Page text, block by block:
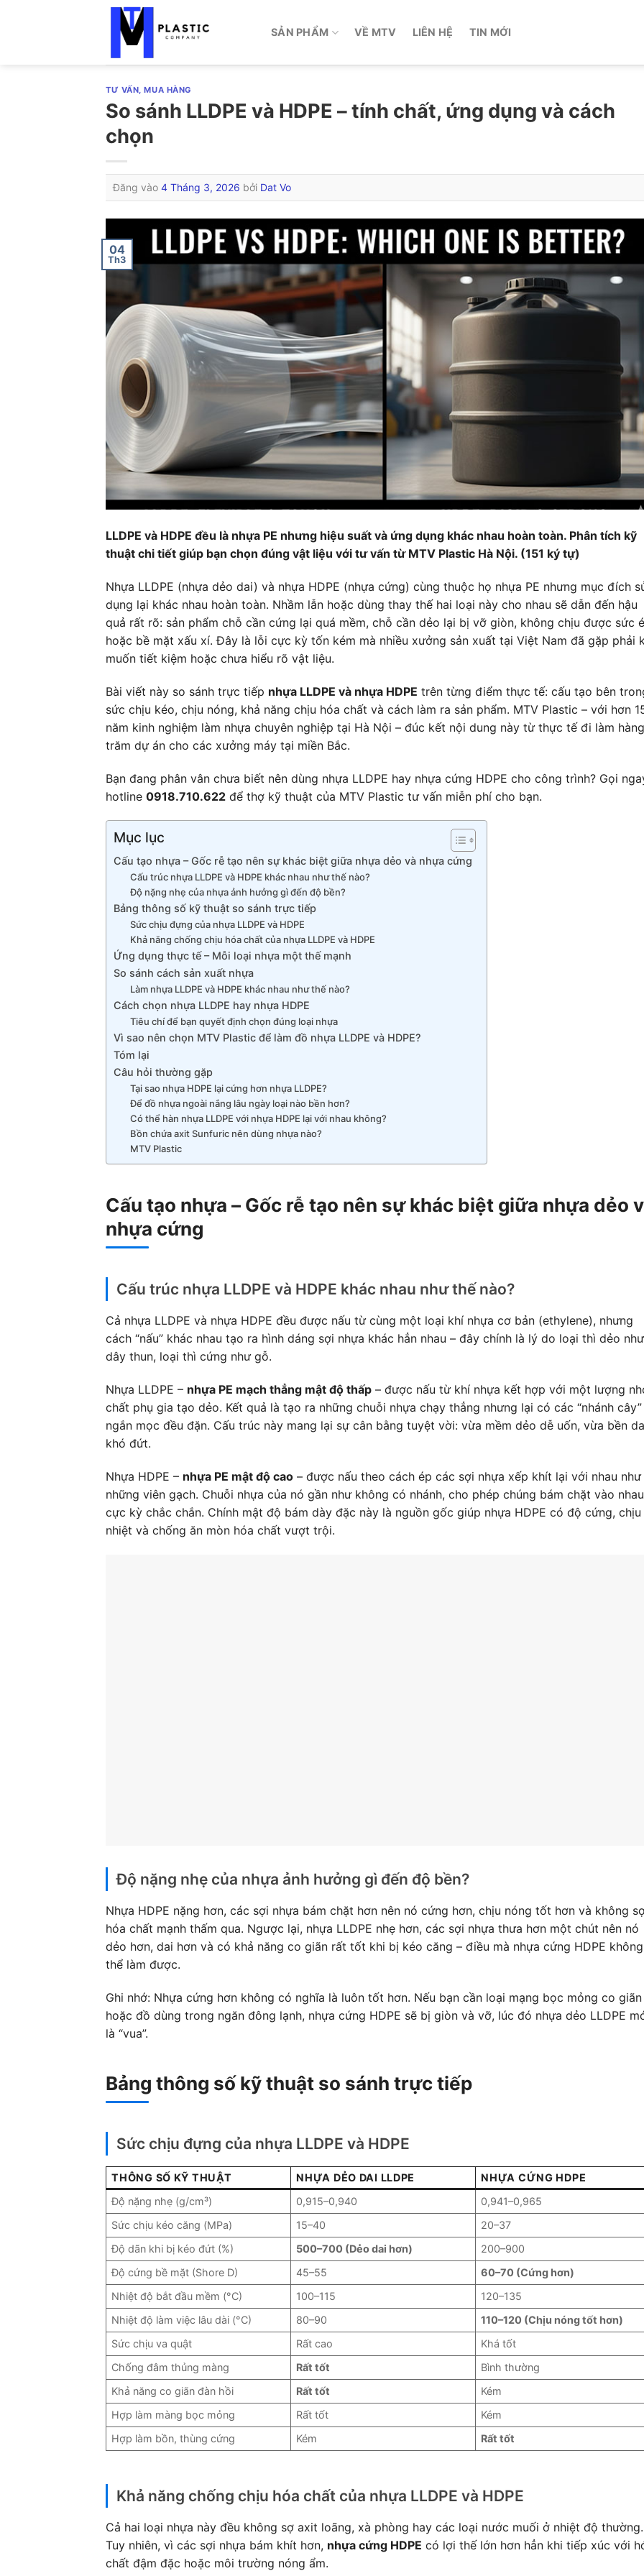
SẢN PHẨM VỀ MTV LIÊN HỆ TIN MỚI
TƯ VẤN, MUA HÀNG
So sánh LLDPE và HDPE – tính chất, ứng dụng và cách
chọn
Đăng vào 4 Tháng 3, 2026 bởi Dat Vo
04
Th3
LLDPE và HDPE đều là nhựa PE nhưng hiệu suất và ứng dụng khác nhau hoàn toàn. Phân tích kỹ
thuật chi tiết giúp bạn chọn đúng vật liệu với tư vấn từ MTV Plastic Hà Nội. (151 ký tự)
Nhựa LLDPE (nhựa dẻo dai) và nhựa HDPE (nhựa cứng) cùng thuộc họ nhựa PE nhưng mục đích
dụng lại khác nhau hoàn toàn. Nhầm lẫn hoặc dùng thay thế hai loại này cho nhau sẽ dẫn đến hậu
quả rất rõ: sản phẩm chỗ cần cứng lại quá mềm, chỗ cần dẻo lại bị vỡ giòn, không chịu được sức
hoặc bề mặt xấu xí. Đây là lỗi cực kỳ tốn kém mà nhiều xưởng sản xuất tại Việt Nam đã gặp phải
muốn tiết kiệm hoặc chưa hiểu rõ vật liệu.
Bài viết này so sánh trực tiếp nhựa LLDPE và nhựa HDPE trên từng điểm thực tế: cấu tạo bên
sức chịu kéo, chịu nóng, khả năng chịu hóa chất và cách làm ra sản phẩm. MTV Plastic – với hơn
năm kinh nghiệm làm nhựa chuyên nghiệp tại Hà Nội – đúc kết nội dung này từ thực tế đi làm hàng
trăm dự án cho các xưởng máy tại miền Bắc.
Bạn đang phân vân chưa biết nên dùng nhựa LLDPE hay nhựa cứng HDPE cho công trình? Gọi
hotline 0918.710.622 để thợ kỹ thuật của MTV Plastic tư vấn miễn phí cho bạn.
Mục lục
Cấu tạo nhựa – Gốc rễ tạo nên sự khác biệt giữa nhựa dẻo và nhựa cứng
Cấu trúc nhựa LLDPE và HDPE khác nhau như thế nào?
Độ nặng nhẹ của nhựa ảnh hưởng gì đến độ bền?
Bảng thông số kỹ thuật so sánh trực tiếp
Sức chịu đựng của nhựa LLDPE và HDPE
Khả năng chống chịu hóa chất của nhựa LLDPE và HDPE
Ứng dụng thực tế – Mỗi loại nhựa một thế mạnh
So sánh cách sản xuất nhựa
Làm nhựa LLDPE và HDPE khác nhau như thế nào?
Cách chọn nhựa LLDPE hay nhựa HDPE
Tiêu chí để bạn quyết định chọn đúng loại nhựa
Vì sao nên chọn MTV Plastic để làm đồ nhựa LLDPE và HDPE?
Tóm lại
Câu hỏi thường gặp
Tại sao nhựa HDPE lại cứng hơn nhựa LLDPE?
Để đồ nhựa ngoài nắng lâu ngày loại nào bền hơn?
Có thể hàn nhựa LLDPE với nhựa HDPE lại với nhau không?
Bồn chứa axit Sunfuric nên dùng nhựa nào?
MTV Plastic
Cấu tạo nhựa – Gốc rễ tạo nên sự khác biệt giữa nhựa dẻo
nhựa cứng
Cấu trúc nhựa LLDPE và HDPE khác nhau như thế nào?
Cả nhựa LLDPE và nhựa HDPE đều được nấu từ cùng một loại khí nhựa cơ bản (ethylene), nhưng
cách “nấu” khác nhau tạo ra hình dáng sợi nhựa khác hẳn nhau – đây chính là lý do loại thì dẻo như
dây thun, loại thì cứng như gỗ.
Nhựa LLDPE – nhựa PE mạch thẳng mật độ thấp – được nấu từ khí nhựa kết hợp với một lượng
chất phụ gia tạo dẻo. Kết quả là tạo ra những chuỗi nhựa chạy thẳng nhưng lại có các “nhánh cây”
ngắn mọc đều đặn. Cấu trúc này mang lại sự cân bằng tuyệt vời: vừa mềm dẻo dễ uốn, vừa bền
khó đứt.
Nhựa HDPE – nhựa PE mật độ cao – được nấu theo cách ép các sợi nhựa xếp khít lại với nhau như
những viên gạch. Chuỗi nhựa của nó gần như không có nhánh, cho phép chúng bám chặt vào nhau
cực kỳ chắc chắn. Chính mật độ bám dày đặc này là nguồn gốc giúp nhựa HDPE có độ cứng, chịu
nhiệt và chống ăn mòn hóa chất vượt trội.
Độ nặng nhẹ của nhựa ảnh hưởng gì đến độ bền?
Nhựa HDPE nặng hơn, các sợi nhựa bám chặt hơn nên nó cứng hơn, chịu nóng tốt hơn và không
hóa chất mạnh thấm qua. Ngược lại, nhựa LLDPE nhẹ hơn, các sợi nhựa thưa hơn một chút nên nó
dẻo hơn, dai hơn và có khả năng co giãn rất tốt khi bị kéo căng – điều mà nhựa cứng HDPE không
thể làm được.
Ghi nhớ: Nhựa cứng hơn không có nghĩa là luôn tốt hơn. Nếu bạn cần loại mạng bọc mỏng co giãn
hoặc đồ dùng trong ngăn đông lạnh, nhựa cứng HDPE sẽ bị giòn và vỡ, lúc đó nhựa dẻo LLDPE
là “vua”.
Bảng thông số kỹ thuật so sánh trực tiếp
Sức chịu đựng của nhựa LLDPE và HDPE
THÔNG SỐ KỸ THUẬT NHỰA DẺO DAI LLDPE
NHỰA CỨNG HDPE
Độ nặng nhẹ (g/cm³)
0,915–0,940
0,941–0,965
Sức chịu kéo căng (MPa)
15–40
20–37
Độ dãn khi bị kéo đứt (%)
500–700 (Dẻo dai hơn)
200–900
Độ cứng bề mặt (Shore D)
45–55
60–70 (Cứng hơn)
Nhiệt độ bắt đầu mềm (°C)
100–115
120–135
Nhiệt độ làm việc lâu dài (°C)
80–90
110–120 (Chịu nóng tốt hơn)
Sức chịu va quật
Rất cao
Khá tốt
Chống đâm thủng màng
Rất tốt
Bình thường
Khả năng co giãn đàn hồi
Rất tốt
Kém
Hợp làm màng bọc mỏng
Rất tốt
Kém
Hợp làm bồn, thùng cứng
Kém Rất tốt
Khả năng chống chịu hóa chất của nhựa LLDPE và HDPE
Cả hai loại nhựa này đều không sợ axit loãng, xà phòng hay các loại nước muối ở nhiệt độ thường.
Tuy nhiên, vì các sợi nhựa bám khít hơn, nhựa cứng HDPE có lợi thế lớn hơn hẳn khi tiếp xúc với
chất đậm đặc hoặc môi trường nóng ẩm.